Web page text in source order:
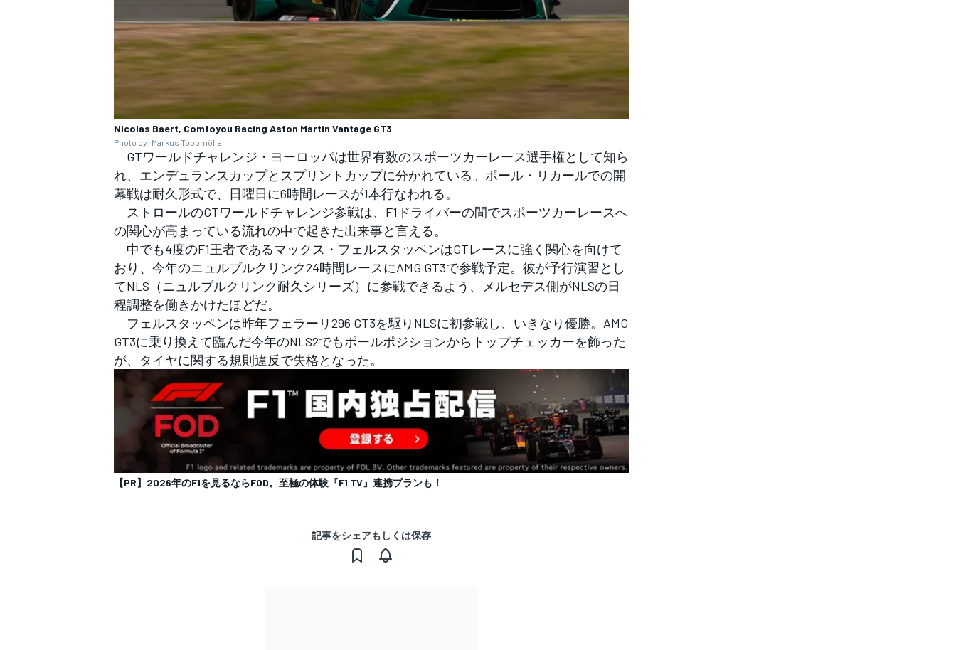
すべてのカテゴリー
Nicolas Baert, Comtoyou Racing Aston Martin Vantage GT3
Photo by: Markus Toppmöller
GTワールドチャレンジ・ヨーロッパは世界有数のスポーツカーレース選手権として知ら
れ、エンデュランスカップとスプリントカップに分かれている。ポール・リカールでの開
幕戦は耐久形式で、日曜日に6時間レースが1本行なわれる。
ストロールのGTワールドチャレンジ参戦は、F1ドライバーの間でスポーツカーレースへ
の関心が高まっている流れの中で起きた出来事と言える。
中でも4度のF1王者であるマックス・フェルスタッペンはGTレースに強く関心を向けて
おり、今年のニュルブルクリンク24時間レースにAMG GT3で参戦予定。彼が予行演習とし
てNLS（ニュルブルクリンク耐久シリーズ）に参戦できるよう、メルセデス側がNLSの日
程調整を働きかけたほどだ。
フェルスタッペンは昨年フェラーリ296 GT3を駆りNLSに初参戦し、いきなり優勝。AMG
GT3に乗り換えて臨んだ今年のNLS2でもポールポジションからトップチェッカーを飾った
が、タイヤに関する規則違反で失格となった。
【PR】2026年のF1を見るならFOD。至極の体験『F1 TV』連携プランも！
記事をシェアもしくは保存